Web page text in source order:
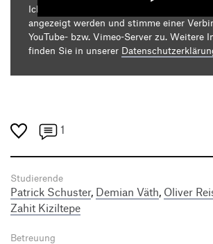
Ich bin damit einverstanden, dass mir die
angezeigt werden und stimme einer
YouTube- bzw. Vimeo-Server zu. Weitere
finden Sie in unserer
1
Studierende
Patrick Schuster, Demian Väth, Oliver
Zahit Kiziltepe
Betreuung